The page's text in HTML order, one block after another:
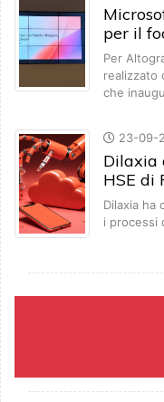
per il
Per
realizzato
che
23-09-
Dilaxia
HSE di
Dilaxia ha
i processi